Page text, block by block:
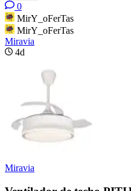
0
MirY_oFerTas
MirY_oFerTas
Miravia
4d
Miravia